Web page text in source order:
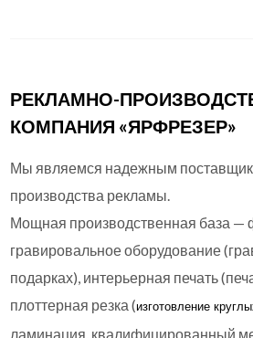
РЕКЛАМНО-
КОМПАНИЯ «ЯРФРЕЗЕР»
Мы являемся надежным
производства рекламы.
Мощная производственная база —
гравировальное оборудование
подарках), интерьерная печать
плоттерная резка (изготовление
ламинация, квалифицированный